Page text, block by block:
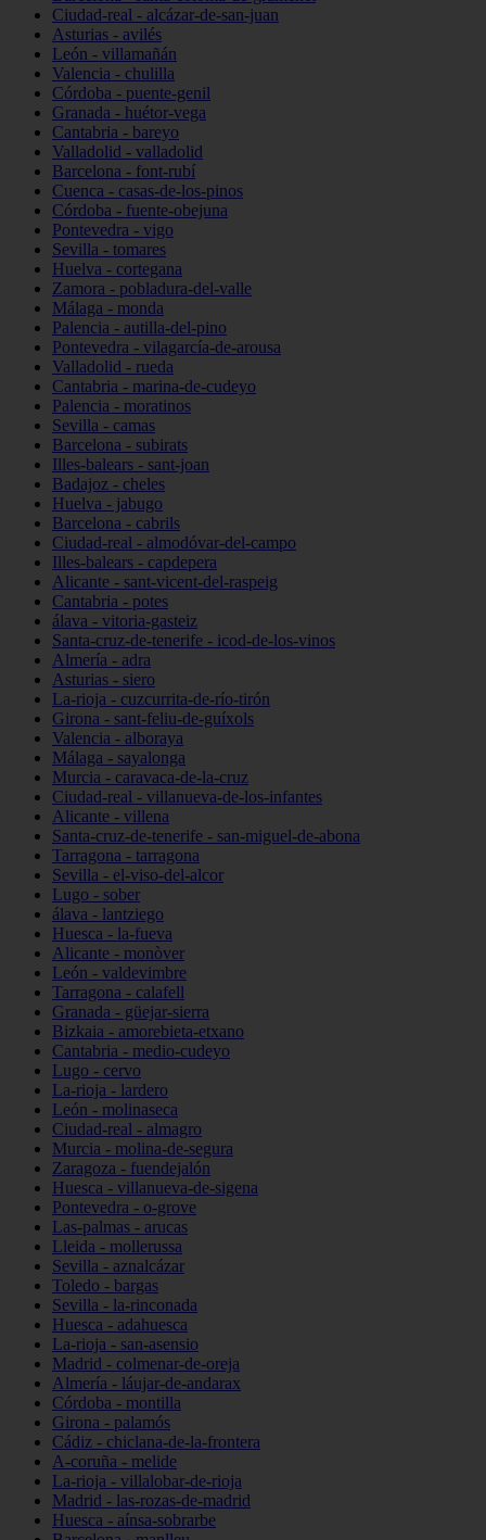
Ciudad-real - alcázar-de-san-juan
Asturias - avilés
León - villamañán
Valencia - chulilla
Córdoba - puente-genil
Granada - huétor-vega
Cantabria - bareyo
Valladolid - valladolid
Barcelona - font-rubí
Cuenca - casas-de-los-pinos
Córdoba - fuente-obejuna
Pontevedra - vigo
Sevilla - tomares
Huelva - cortegana
Zamora - pobladura-del-valle
Málaga - monda
Palencia - autilla-del-pino
Pontevedra - vilagarcía-de-arousa
Valladolid - rueda
Cantabria - marina-de-cudeyo
Palencia - moratinos
Sevilla - camas
Barcelona - subirats
Illes-balears - sant-joan
Badajoz - cheles
Huelva - jabugo
Barcelona - cabrils
Ciudad-real - almodóvar-del-campo
Illes-balears - capdepera
Alicante - sant-vicent-del-raspeig
Cantabria - potes
álava - vitoria-gasteiz
Santa-cruz-de-tenerife - icod-de-los-vinos
Almería - adra
Asturias - siero
La-rioja - cuzcurrita-de-río-tirón
Girona - sant-feliu-de-guíxols
Valencia - alboraya
Málaga - sayalonga
Murcia - caravaca-de-la-cruz
Ciudad-real - villanueva-de-los-infantes
Alicante - villena
Santa-cruz-de-tenerife - san-miguel-de-abona
Tarragona - tarragona
Sevilla - el-viso-del-alcor
Lugo - sober
álava - lantziego
Huesca - la-fueva
Alicante - monòver
León - valdevimbre
Tarragona - calafell
Granada - güejar-sierra
Bizkaia - amorebieta-etxano
Cantabria - medio-cudeyo
Lugo - cervo
La-rioja - lardero
León - molinaseca
Ciudad-real - almagro
Murcia - molina-de-segura
Zaragoza - fuendejalón
Huesca - villanueva-de-sigena
Pontevedra - o-grove
Las-palmas - arucas
Lleida - mollerussa
Sevilla - aznalcázar
Toledo - bargas
Sevilla - la-rinconada
Huesca - adahuesca
La-rioja - san-asensio
Madrid - colmenar-de-oreja
Almería - láujar-de-andarax
Córdoba - montilla
Girona - palamós
Cádiz - chiclana-de-la-frontera
A-coruña - melide
La-rioja - villalobar-de-rioja
Madrid - las-rozas-de-madrid
Huesca - aínsa-sobrarbe